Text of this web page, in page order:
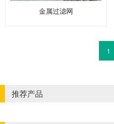
金属过滤网
1
推荐产品